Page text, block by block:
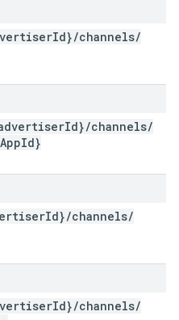
Id}/channels/
Id}/channels/
AppId}
Id}/channels/
Id}/channels/